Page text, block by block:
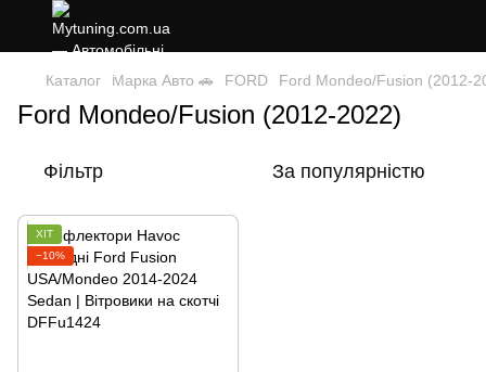
Каталог Марка Авто 🚗 FORD Ford Mondeo/Fusion (2012-
Ford Mondeo/Fusion (2012-2022)
Фільтр За популярністю
ХІТ
−10%